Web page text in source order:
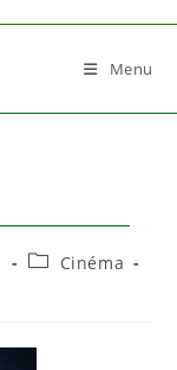
Menu
PostCinéma